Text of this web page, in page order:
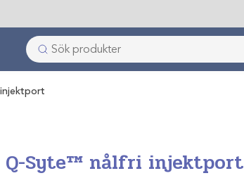
Q-Syte™ nålfri injektport